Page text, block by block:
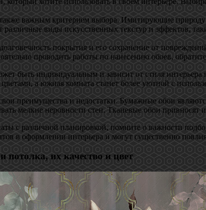
важным критерием выбора. Имитирующие природу
виды искусственных текстур и эффектов,
покрытия и его сохранение от
проводить работы по нанесению обоев,
быть индивидуальным и зависит от стиля
а южная комната станет более уютной с
преимущества и недостатки. Бумажные обои
мелкие неровности стен. Тканевые обои привносят
с различной планировкой, помните о важности
в оформлении интерьера и могут существенно
потолка, их качество и цвет